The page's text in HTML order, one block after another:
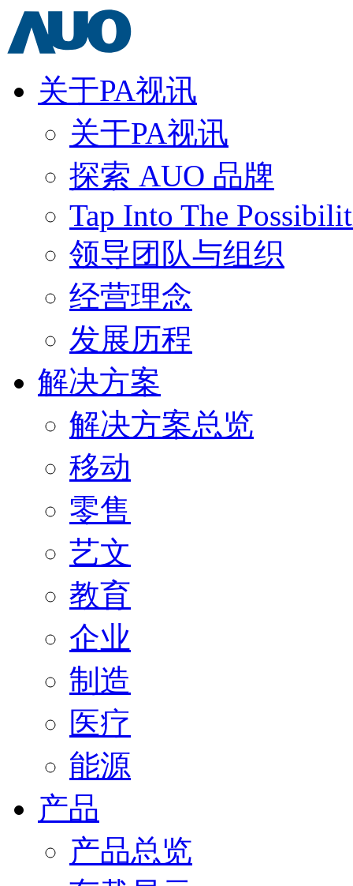
关于PA视讯
关于PA视讯
探索 AUO 品牌
Tap Into The
领导团队与组织
经营理念
发展历程
解决方案
解决方案总览
移动
零售
艺文
教育
企业
制造
医疗
能源
产品
产品总览